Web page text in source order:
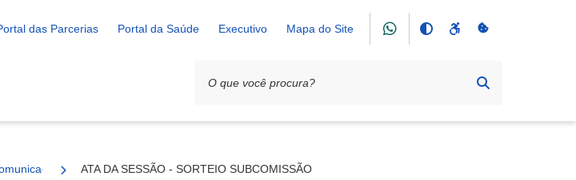
das Parcerias Portal da Saúde Executivo Mapa do Site
ATA DA SESSÃO - SORTEIO SUBCOMISSÃO